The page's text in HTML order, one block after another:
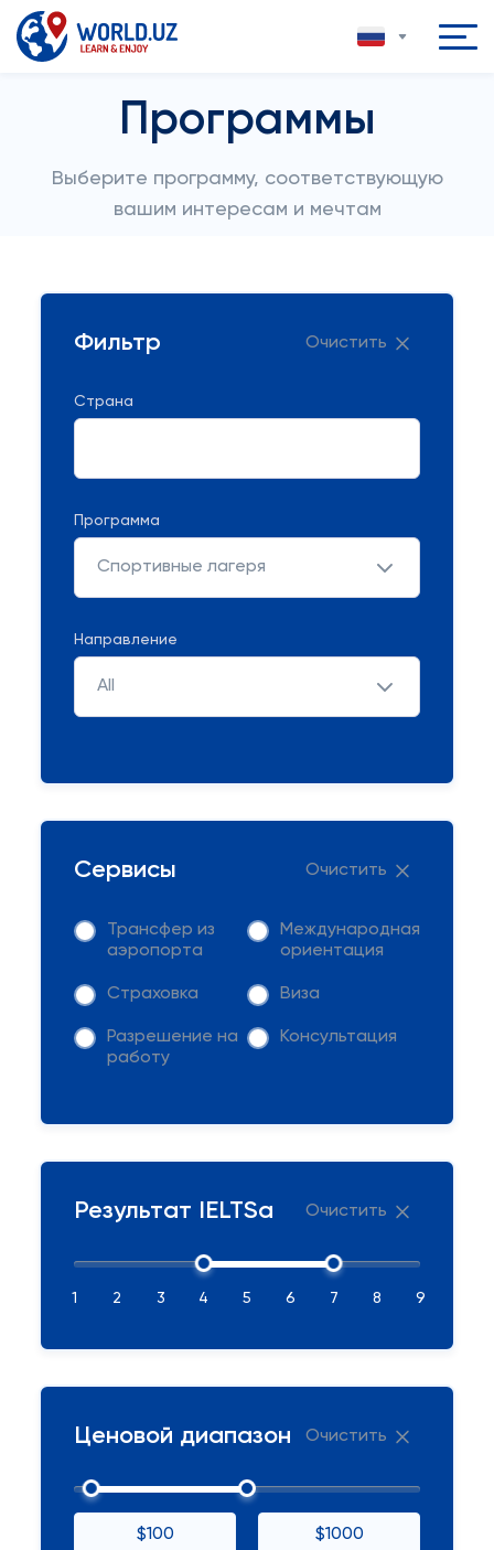
Программы
Выберите программу, соответствующую
вашим интересам и мечтам
Фильтр Очистить
Страна
Программа
Спортивные лагеря
Направление
All
Сервисы Очистить
Трансфер из
аэропорта
Международная
ориентация
Страховка Виза
Разрешение на
работу
Консультация
Результат IELTSа Очистить
1 2 3 4 5 6 7 8 9
Ценовой диапазон Очистить
$100 $1000